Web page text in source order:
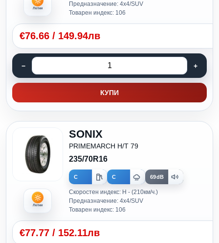
Летни
Предназначение: 4x4/SUV
Товарен индекс: 106
€76.66 / 149.94лв
КУПИ
Летни
SONIX
PRIMEMARCH H/T 79
235/70R16
C C 69dB
Скоростен индекс: H - (210км/ч.)
Предназначение: 4x4/SUV
Товарен индекс: 106
€77.77 / 152.11лв